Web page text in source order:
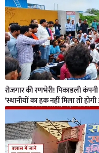
रोजगार की रणभेरी! पिकाडली
‘स्थानीयों का हक नहीं मिला तो